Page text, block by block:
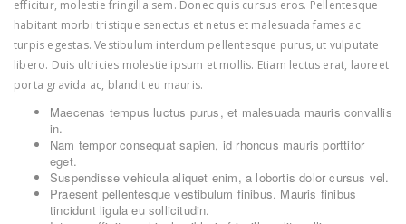
efficitur, molestie fringilla sem. Donec quis cursus eros. Pellentesque
habitant morbi tristique senectus et netus et malesuada fames ac
turpis egestas. Vestibulum interdum pellentesque purus, ut vulputate
libero. Duis ultricies molestie ipsum et mollis. Etiam lectus erat, laoreet
porta gravida ac, blandit eu mauris.
Maecenas tempus luctus purus, et malesuada mauris convallis
in.
Nam tempor consequat sapien, id rhoncus mauris porttitor
eget.
Suspendisse vehicula aliquet enim, a lobortis dolor cursus vel.
Praesent pellentesque vestibulum finibus. Mauris finibus
tincidunt ligula eu sollicitudin.